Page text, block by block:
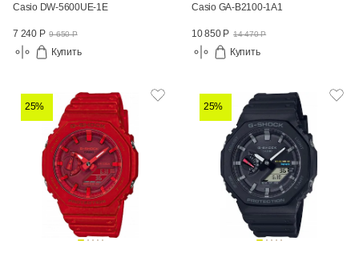
Casio DW-5600UE-1E
7 240 Р 9 650 Р
Купить
Casio GA-B2100-1A1
10 850 Р 14 470 Р
Купить
25% 25%